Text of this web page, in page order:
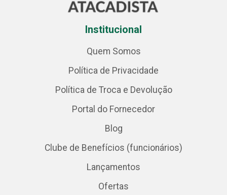
Institucional
Quem Somos
Política de Privacidade
Política de Troca e Devolução
Portal do Fornecedor
Blog
Clube de Benefícios (funcionários)
Lançamentos
Ofertas